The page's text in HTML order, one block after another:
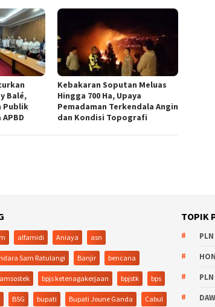
Balé,
Publik
Kebakaran Soputan Meluas
Hingga 700 Ha, Upaya
Pemadaman Terkendala Angin
dan Kondisi Topografi
alfamidi Aniaya asn
Sam Ratulangi Banjir bencana
bpjs ketenagakerjaan bpjstk bps
BSG bupati Bupati Joune Ganda Cabul
TOPIK
PLN
DAW